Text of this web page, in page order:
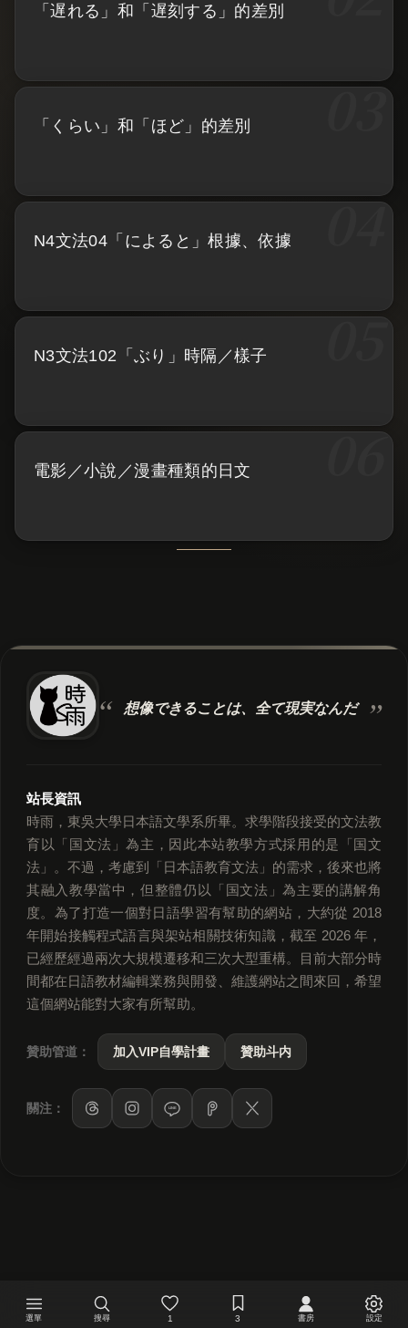
選單 搜尋 1 3 書房 設定
「遅れる」和「遅刻する」的差別
「くらい」和「ほど」的差別
N4文法04「によると」根據、依據
N3文法102「ぶり」時隔／樣子
電影／小說／漫畫種類的日文
想像できることは、 全て現実なんだ
站長資訊
時雨，東吳大學日本語文學系所畢。求學階段接受的文法教
育以「国文法」為主，因此本站教學方式採用的是「国文
法」。不過，考慮到「日本語教育文法」的需求，後來也將
其融入教學當中，但整體仍以「国文法」為主要的講解角
度。為了打造一個對日語學習有幫助的網站，大約從 2018
年開始接觸程式語言與架站相關技術知識，截至 2026 年，
已經歷經過兩次大規模遷移和三次大型重構。目前大部分時
間都在日語教材編輯業務與開發、維護網站之間來回，希望
這個網站能對大家有所幫助。
贊助管道： 加入VIP自學計畫 贊助斗内
關注： LINE